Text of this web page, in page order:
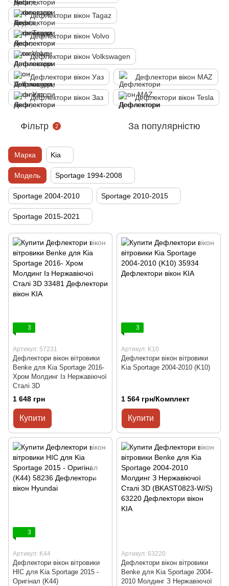
Дефлектори вікон Tagaz
Дефлектори вікон Volvo
Дефлектори вікон Volkswagen
Дефлектори вікон Уаз Дефлектори вікон MAZ
Дефлектори вікон Заз Дефлектори вікон Tesla
Фільтр 2 За популярністю
Марка Kia
Модель Sportage 1994-2008
Sportage 2004-2010 Sportage 2010-2015
Sportage 2015-2021
3
Артикул: 57231
Дефлектори вікон вітровики
Benke для Kia Sportage 2016-
Хром Молдинг Із Нержавіючої
Сталі 3D
1 648 грн
Купити
3
Артикул: K10
Дефлектори вікон вітровики
Kia Sportage 2004-2010 (K10)
1 564 грн/Комплект
Купити
3
Артикул: K44
Дефлектори вікон вітровики
HIC для Kia Sportage 2015 -
Оригінал (K44)
Артикул: 63220
Дефлектори вікон вітровики
Benke для Kia Sportage 2004-
2010 Молдинг З Нержавіючої